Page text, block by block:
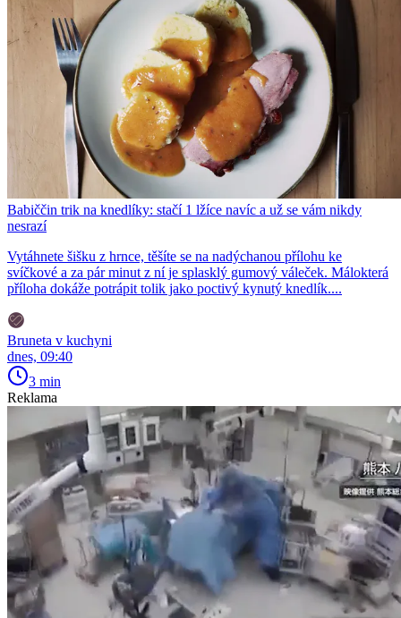
Babiččin trik na knedlíky: stačí 1 lžíce navíc a už se vám nikdy
nesrazí
Vytáhnete šišku z hrnce, těšíte se na nadýchanou přílohu ke
svíčkové a za pár minut z ní je splasklý gumový váleček. Málokterá
příloha dokáže potrápit tolik jako poctivý kynutý knedlík....
Bruneta v kuchyni
dnes, 09:40
3 min
Reklama